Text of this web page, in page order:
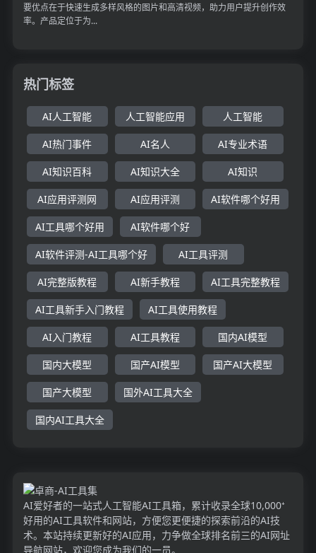
要优点在于快速生成多样风格的图片和高清视频，助力用户提升创作效
率。产品定位于为...
热门标签
AI人工智能 人工智能应用 人工智能
AI热门事件 AI名人 AI专业术语
AI知识百科 AI知识大全 AI知识
AI应用评测网 AI应用评测 AI软件哪个好用
AI工具哪个好用 AI软件哪个好
AI软件评测-AI工具哪个好 AI工具评测
AI完整版教程 AI新手教程 AI工具完整教程
AI工具新手入门教程 AI工具使用教程
AI入门教程 AI工具教程 国内AI模型
国内大模型 国产AI模型 国产AI大模型
国产大模型 国外AI工具大全
国内AI工具大全
AI爱好者的一站式人工智能AI工具箱，累计收录全球10,000⁺
好用的AI工具软件和网站，方便您更便捷的探索前沿的AI技
术。本站持续更新好的AI应用，力争做全球排名前三的AI网址
导航网站，欢迎您成为我们的一员。